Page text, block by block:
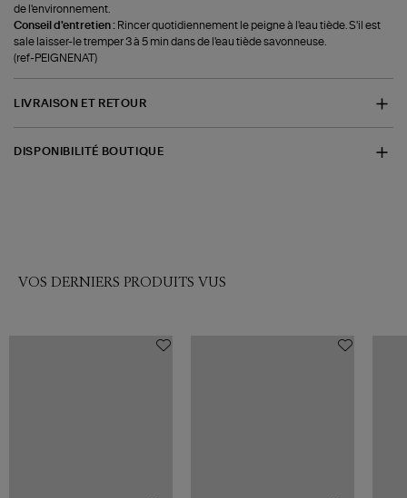
de l'environnement.
Conseil d'entretien : Rincer quotidiennement le peigne à l'eau tiède. S'il est
sale laisser-le tremper 3 à 5 min dans de l'eau tiède savonneuse.
(ref-PEIGNENAT)
LIVRAISON ET RETOUR
DISPONIBILITÉ BOUTIQUE
VOS DERNIERS PRODUITS VUS